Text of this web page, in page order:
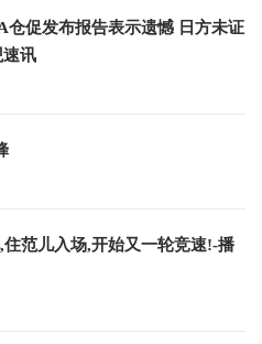
促发布报告表示遗憾 日方未证
速讯
范儿入场,开始又一轮竞速!-播